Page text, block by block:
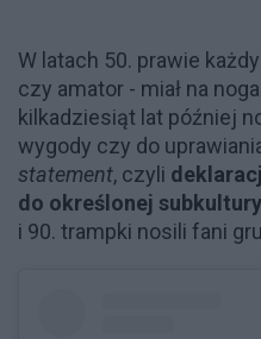
W latach 50. prawie
czy amator - miał na
kilkadziesiąt lat później
wygody czy do
statement, czyli
do określonej subkultury
i 90. trampki nosili fani